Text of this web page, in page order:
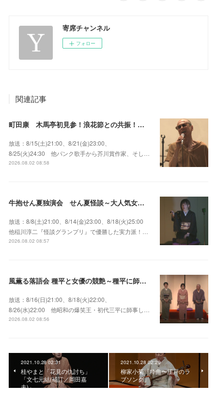
寄席チャンネル
フォロー
関連記事
町田康 木馬亭初見参！浪花節との共振！～マチダ地蔵尊 他
放送：8/15(土)21:00、8/21(金)23:00、
8/25(火)24:30 他パンク歌手から芥川賞作家、そし…
2026.08.02 08:58
牛抱せん夏独演会 せん夏怪談～大人気女性怪談師とっておきの背筋も凍る…
放送：8/8(土)21:00、8/14(金)23:00、8/18(火)25:00
他稲川淳二『怪談グランプリ』で優勝した実力派！…
2026.08.02 08:57
風薫る落語会 種平と女優の競艶～種平に師事した女優たちが百花繚乱に咲き誇る大人気落語会
放送：8/16(日)21:00、8/18(火)22:00、
8/26(水)22:00 他昭和の爆笑王・初代三平に師事し…
2026.08.02 08:56
2021.10.28 02:31
桂やまと「花見の仇討ち」
「文七元結(補訂／岡田嘉
夫)」
2021.10.28 02:29
柳家小菊「粋曲〜江戸のラ
ブソング」